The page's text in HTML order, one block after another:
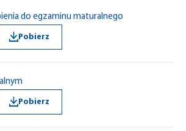
do egzaminu maturalnego
Pobierz
Pobierz